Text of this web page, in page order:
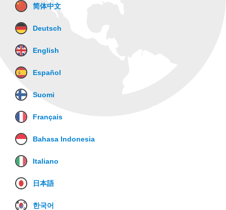
简体中文
Deutsch
English
Español
Suomi
Français
Bahasa Indonesia
Italiano
日本語
한국어